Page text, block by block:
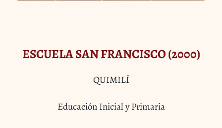
ESCUELA SAN FRANCISCO (2000)
QUIMILÍ
Educación Inicial y Primaria